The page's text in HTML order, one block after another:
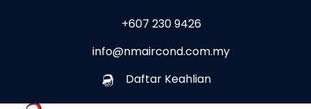
+607 230 9426
info@nmaircond.com.my
Daftar Keahlian